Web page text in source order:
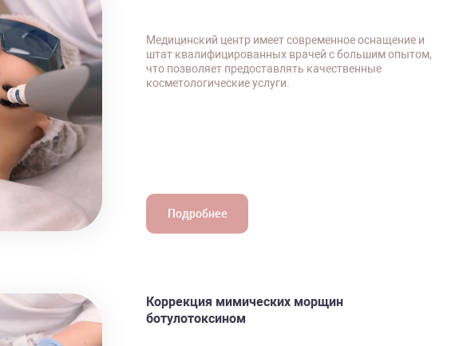
Медицинский центр имеет современное оснащение и
штат квалифицированных врачей с большим опытом,
что позволяет предоставлять качественные
косметологические услуги.
Подробнее
Коррекция мимических морщин
ботулотоксином